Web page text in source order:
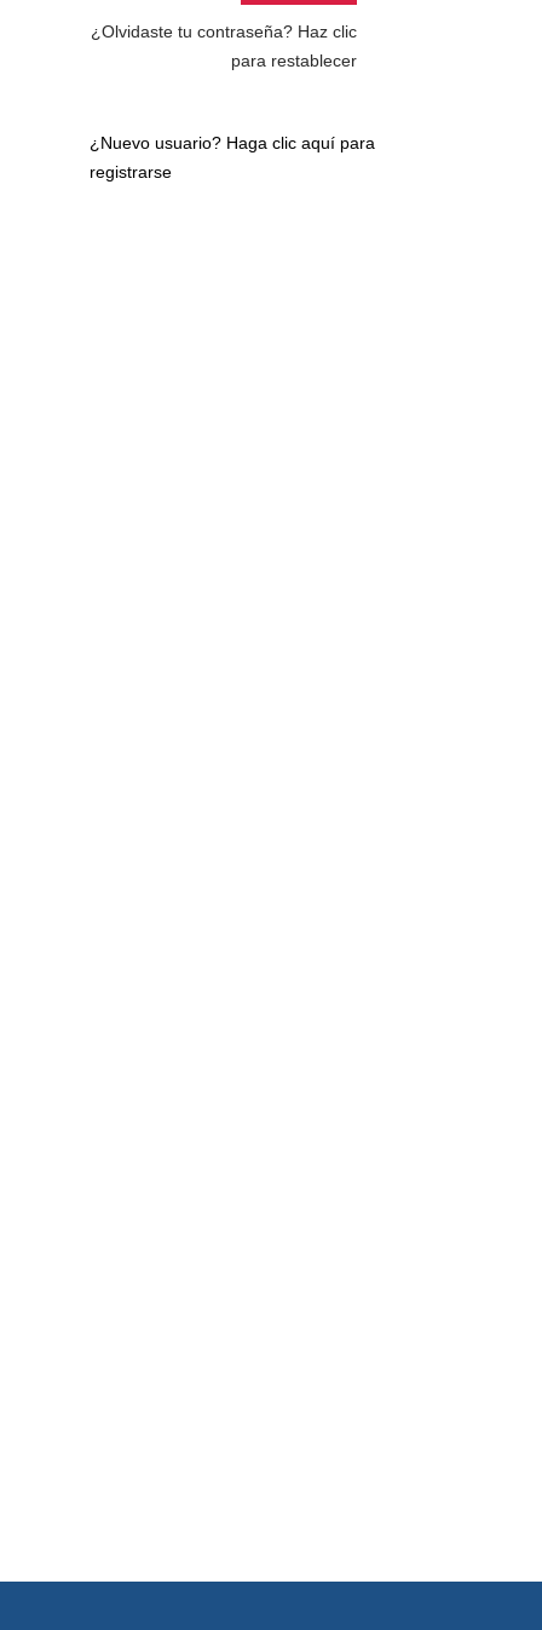
¿Olvidaste tu contraseña? Haz clic
para restablecer
¿Nuevo usuario? Haga clic aquí para
registrarse